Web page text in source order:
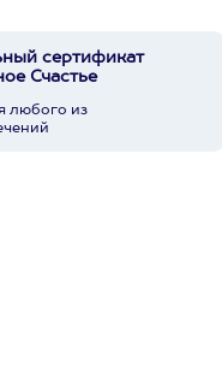
сертификат
Счастье
любого из